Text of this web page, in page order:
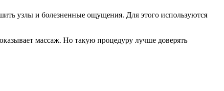
узлы и болезненные ощущения. Для этого используются
массаж. Но такую процедуру лучше доверять